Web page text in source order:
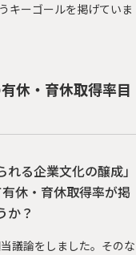
キーゴールを掲げていま
休・育休取得率目
る企業文化の醸成」
休・育休取得率が掲
か？
議論をしました。そのな